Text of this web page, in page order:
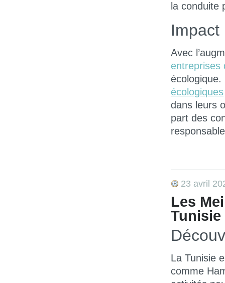
la conduite
Impact
Avec
entreprises
écologique.
écologiques
dans leurs
part des
23 avril
Les
Tunisie
La Tunisie
comme